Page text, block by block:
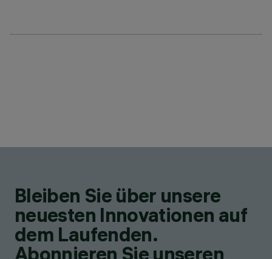
Bleiben Sie über unsere
neuesten Innovationen auf
dem Laufenden.
Abonnieren Sie unseren